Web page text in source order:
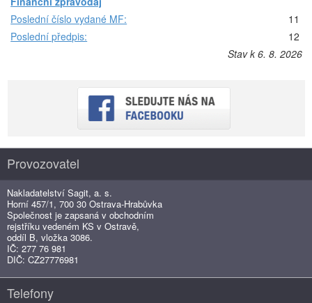
Poslední číslo vydané MF:
11
Poslední předpis:
12
Stav k 6. 8. 2026
Provozovatel
Nakladatelství Sagit, a. s.
Horní 457/1, 700 30 Ostrava-Hrabůvka
Společnost je zapsaná v obchodním
rejstříku vedeném KS v Ostravě,
oddíl B, vložka 3086.
IČ: 277 76 981
DIČ: CZ27776981
Telefony